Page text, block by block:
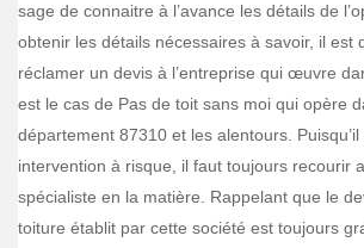
sage de connaitre à l’avance les détails de
obtenir les détails nécessaires à savoir, il est
réclamer un devis à l’entreprise qui œuvre
est le cas de Pas de toit sans moi qui opère
département 87310 et les alentours. Puisqu’il
intervention à risque, il faut toujours recourir
spécialiste en la matière. Rappelant que le
toiture établit par cette société est toujours